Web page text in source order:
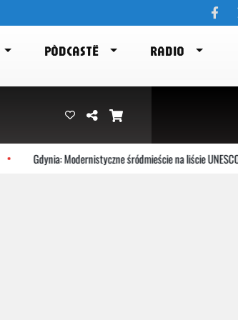
PÒDCASTË RADIO
Gdynia: Modernistyczne śródmieście na liście UNESCO